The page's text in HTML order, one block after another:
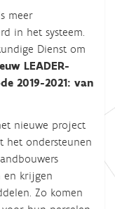
meer
in het systeem.
Dienst om
LEADER-
2019-2021: van
nieuwe project
het ondersteunen
en krijgen
Zo komen